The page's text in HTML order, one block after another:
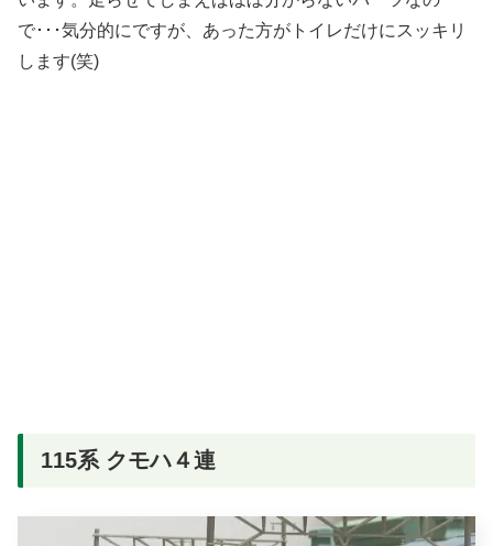
で･･･気分的にですが、あった方がトイレだけにスッキリ
します(笑)
115系 クモハ４連